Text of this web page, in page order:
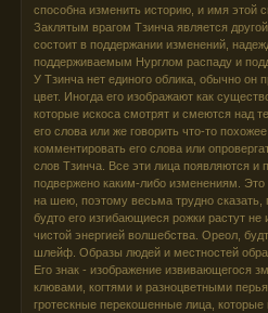
способна изменить историю, и имя этой
Заклятым врагом Тзинча является
состоит в поддержании изменений,
поддерживаемым Нурглом распаду и
У Тзинча нет единого облика, обычно он
цвет. Иногда его изображают как
которые искоса смотрят и смеются над
его слова или же говорить что-то
комментировать его слова или
слов Тзинча. Все эти лица появляются и
подвержено каким-либо изменениям.
на шею, поэтому весьма трудно сказать,
будто его изгибающиеся рожки растут
чистой энергией волшебства. Ореол,
шлейф. Образы людей и местностей
Его знак - изображение извивающегося
клювами, когтями и разноцветными
гротескные перекошенные лица,